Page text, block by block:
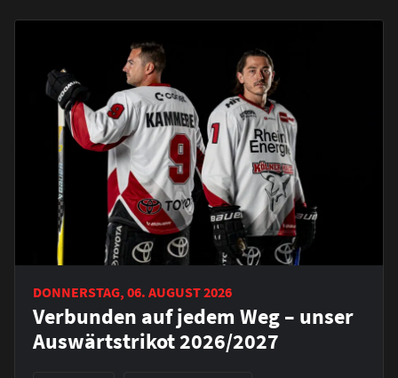
DONNERSTAG, 06. AUGUST 2026
Verbunden auf jedem Weg – unser
Auswärtstrikot 2026/2027